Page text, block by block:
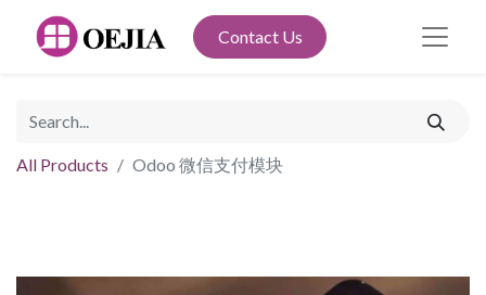
Contact Us
All Products Odoo 微信支付模块